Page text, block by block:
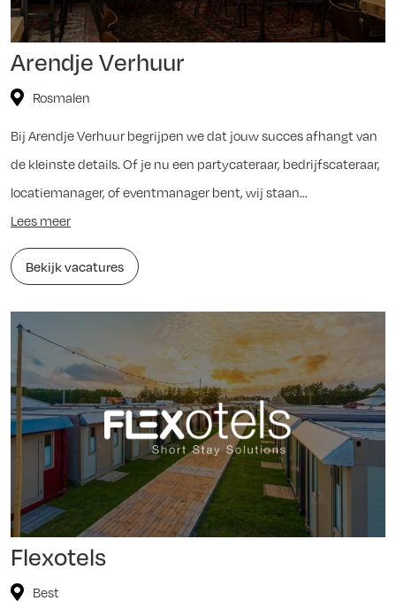
Arendje Verhuur
Rosmalen
Bij Arendje Verhuur begrijpen we dat jouw succes afhangt van
de kleinste details. Of je nu een partycateraar, bedrijfscateraar,
locatiemanager, of eventmanager bent, wij staan...
Lees meer
Bekijk vacatures
Flexotels
Best